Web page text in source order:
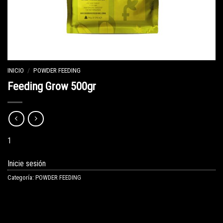
INICIO / POWDER FEEDING
Feeding Grow 500gr
1
Inicie sesión
Categoría: POWDER FEEDING